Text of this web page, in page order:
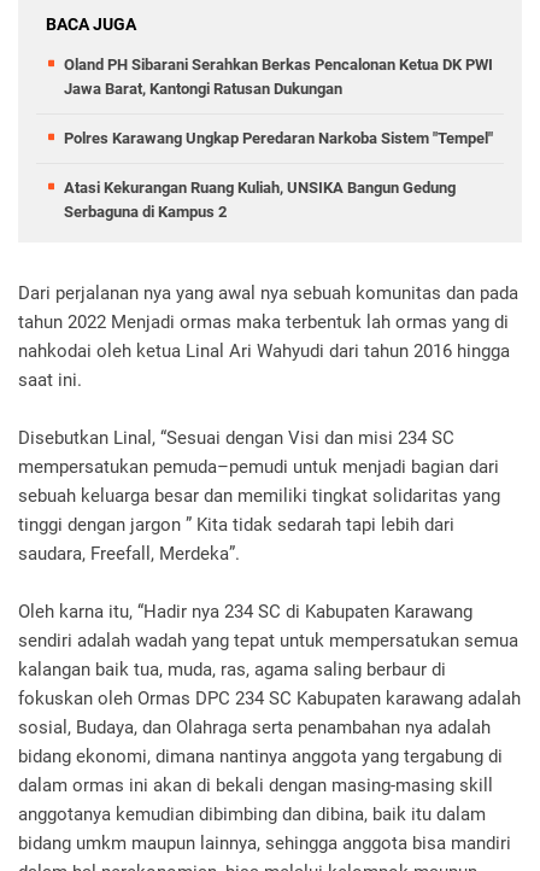
BACA JUGA
Oland PH Sibarani Serahkan Berkas Pencalonan Ketua DK PWI
Jawa Barat, Kantongi Ratusan Dukungan
Polres Karawang Ungkap Peredaran Narkoba Sistem "Tempel"
Atasi Kekurangan Ruang Kuliah, UNSIKA Bangun Gedung
Serbaguna di Kampus 2
Dari perjalanan nya yang awal nya sebuah komunitas dan pada
tahun 2022 Menjadi ormas maka terbentuk lah ormas yang di
nahkodai oleh ketua Linal Ari Wahyudi dari tahun 2016 hingga
saat ini.
Disebutkan Linal, “Sesuai dengan Visi dan misi 234 SC
mempersatukan pemuda–pemudi untuk menjadi bagian dari
sebuah keluarga besar dan memiliki tingkat solidaritas yang
tinggi dengan jargon ” Kita tidak sedarah tapi lebih dari
saudara, Freefall, Merdeka”.
Oleh karna itu, “Hadir nya 234 SC di Kabupaten Karawang
sendiri adalah wadah yang tepat untuk mempersatukan semua
kalangan baik tua, muda, ras, agama saling berbaur di
fokuskan oleh Ormas DPC 234 SC Kabupaten karawang adalah
sosial, Budaya, dan Olahraga serta penambahan nya adalah
bidang ekonomi, dimana nantinya anggota yang tergabung di
dalam ormas ini akan di bekali dengan masing-masing skill
anggotanya kemudian dibimbing dan dibina, baik itu dalam
bidang umkm maupun lainnya, sehingga anggota bisa mandiri